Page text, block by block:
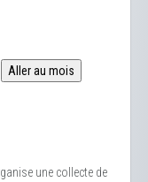
Aller au mois
une collecte de